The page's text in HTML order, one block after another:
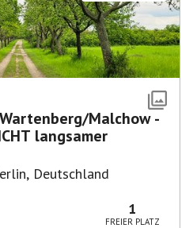
Malchow -
langsamer
Deutschland
1
FREIER PLATZ